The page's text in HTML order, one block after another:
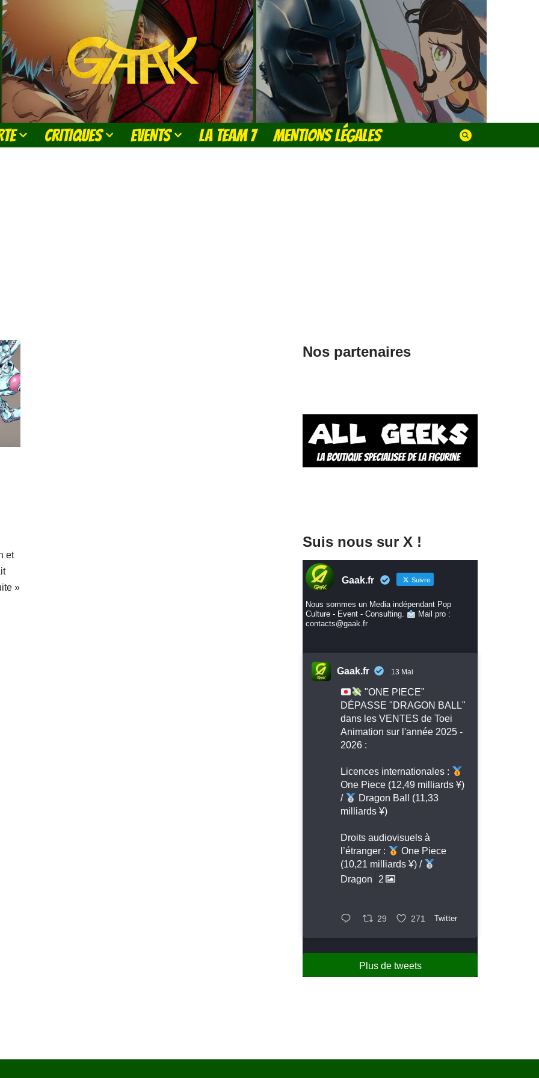
CRITIQUES EVENTS LA TEAM 7 MENTIONS LÉGALES
et
»
Nos partenaires
Suis nous sur X !
Gaak.fr Suivre
Nous sommes un Media indépendant Pop
Culture - Event - Consulting.
Mail pro :
contacts@gaak.fr
Gaak.fr 13 Mai
"ONE PIECE"
DÉPASSE "DRAGON BALL"
dans les VENTES de Toei
Animation sur l'année 2025 -
2026 :
Licences internationales :
One Piece (12,49 milliards ¥)
/
Dragon Ball (11,33
milliards ¥)
Droits audiovisuels à
l’étranger :
One Piece
(10,21 milliards ¥) /
Dragon
2
29 271 Twitter
Plus de tweets